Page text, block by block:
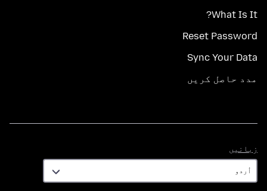
What Is It?
Reset Password
Sync Your Data
مدد حاصل کریں
زبانیں